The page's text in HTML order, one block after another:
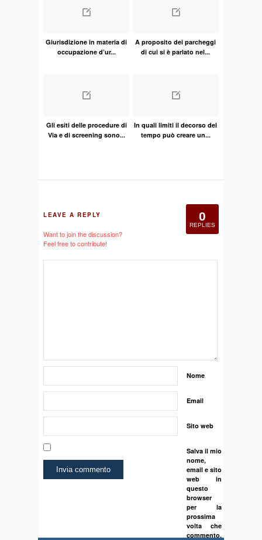
Giurisdizione in materia di
occupazione d’ur...
A proposito dei parcheggi
di cui si è parlato nel...
Gli esiti delle procedure di
Via e di screening sono...
In quali limiti il decorso del
tempo può creare un...
0
REPLIES
LEAVE A REPLY
Want to join the discussion?
Feel free to contribute!
Nome
Email
Sito web
Salva il mio
nome,
email e sito
web in
questo
browser
per la
prossima
volta che
commento.